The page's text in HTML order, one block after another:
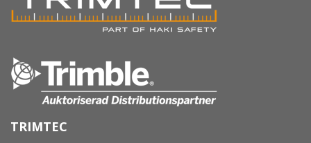
TRIMTEC